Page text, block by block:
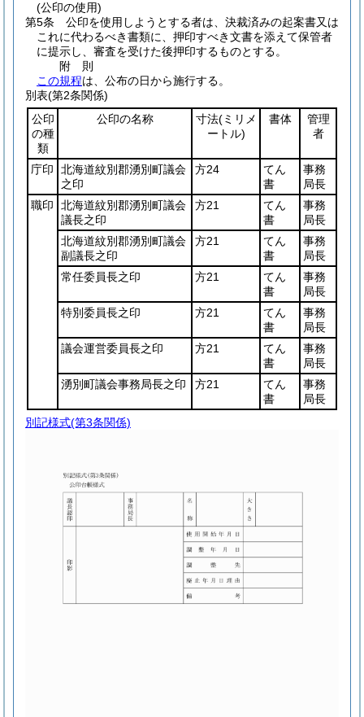
(公印の使用)
第5条
公印を使用しようとする者は、決裁済みの起案書又は
これに代わるべき書類に、押印すべき文書を添えて保管者
に提示し、審査を受けた後押印するものとする。
附 則
この規程は、公布の日から施行する。
別表(第2条関係)
公印
の種
類
公印の名称 寸法(ミリメ
ートル)
書体
管理
者
庁印
北海道紋別郡湧別町議会
之印
方24
てん
書
事務
局長
職印
北海道紋別郡湧別町議会
議長之印
方21
てん
書
事務
局長
北海道紋別郡湧別町議会
副議長之印
方21
てん
書
事務
局長
常任委員長之印
方21
てん
書
事務
局長
特別委員長之印
方21
てん
書
事務
局長
議会運営委員長之印
方21
てん
書
事務
局長
湧別町議会事務局長之印
方21
てん
書
事務
局長
別記様式(第3条関係)